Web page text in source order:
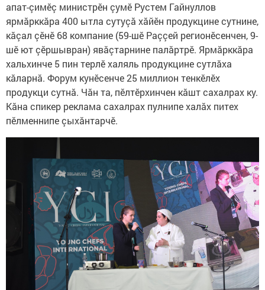
апат-çимӗç министрӗн çумӗ Рустем Гайнуллов
ярмăрккăра 400 ытла сутуçă хăйӗн продукцине сутнине,
кăçал çӗнӗ 68 компание (59-шӗ Раççей регионӗсенчен, 9-
шӗ ют çӗршывран) явăçтарнине палăртрӗ. Ярмăрккăра
хальхинче 5 пин терлӗ халяль продукцине сутлăха
кăларнă. Форум кунӗсенче 25 миллион тенкӗлӗх
продукци сутнă. Чăн та, пӗлтӗрхинчен кăшт сахалрах ку.
Кăна спикер реклама сахалрах пулнипе халăх питех
пӗлменнипе çыхăнтарчӗ.